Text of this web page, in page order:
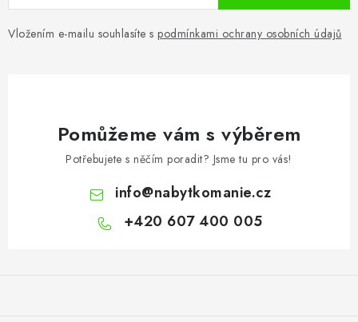
Vložením e-mailu souhlasíte s podmínkami ochrany osobních údajů
Pomůžeme vám s výběrem
Potřebujete s něčím poradit? Jsme tu pro vás!
info@nabytkomanie.cz
+420 607 400 005